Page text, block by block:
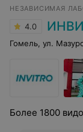
НЕЗАВИСИМАЯ
4.0
Гомель, ул.
Более 1800